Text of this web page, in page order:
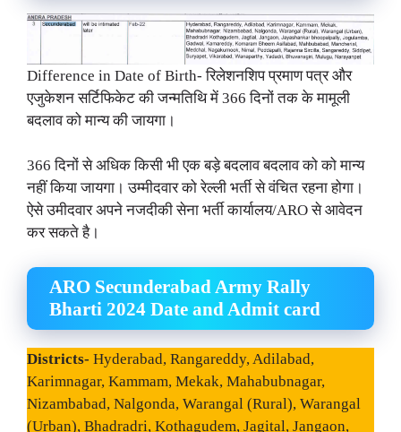
Difference in Date of Birth- रिलेशनशिप प्रमाण पत्र और
एजुकेशन सर्टिफिकेट की जन्मतिथि में 366 दिनों तक के मामूली
बदलाव को मान्य की जायगा।
366 दिनों से अधिक किसी भी एक बड़े बदलाव बदलाव को को मान्य
नहीं किया जायगा। उम्मीदवार को रेल्ली भर्ती से वंचित रहना होगा।
ऐसे उमीदवार अपने नजदीकी सेना भर्ती कार्यालय/ARO से आवेदन
कर सकते है।
ARO Secunderabad Army Rally
Bharti 2024 Date and Admit card
Districts- Hyderabad, Rangareddy, Adilabad,
Karimnagar, Kammam, Mekak, Mahabubnagar,
Nizambabad, Nalgonda, Warangal (Rural), Warangal
(Urban), Bhadradri, Kothagudem, Jagital, Jangaon,